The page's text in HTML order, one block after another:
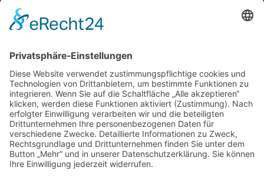
Impressum
Datenschutzerklärung
Adresse
Werkstatt und Möbelausstellung:
Hannoversche Str. 89 (Halle hinten rechts)
49328 Melle
Tel.: 0170 580 4667
post@antik-im-hof.de